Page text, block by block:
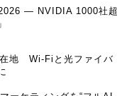
― NVIDIA 1000社超
地 Wi-Fiと光ファイバ